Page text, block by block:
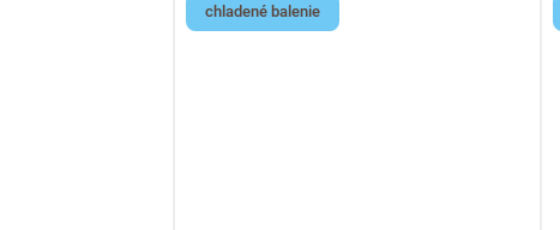
chladené balenie